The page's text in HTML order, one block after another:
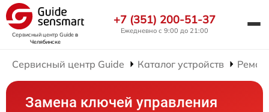
Сервисный центр Guideв
Челябинске
+7 (351) 200-51-37
Ежедневно с 9:00 до 21:00
Сервисный центр Guide Каталог устройств
Замена ключей управления